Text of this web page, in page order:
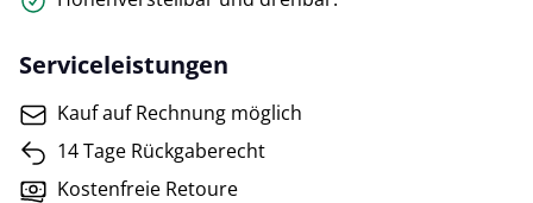
Serviceleistungen
Kauf auf Rechnung möglich
14 Tage Rückgaberecht
Kostenfreie Retoure